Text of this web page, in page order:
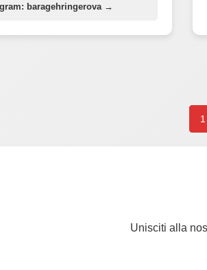
baragehringerova →
1
Unisciti alla